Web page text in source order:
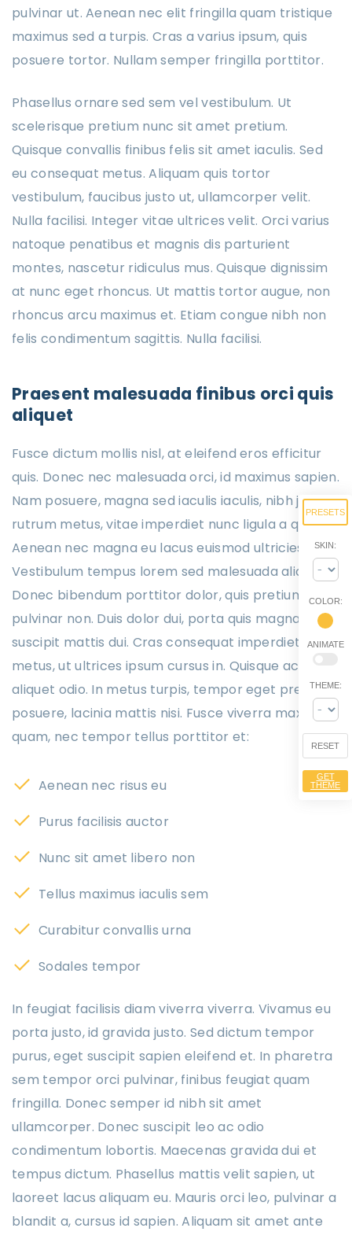
pulvinar ut. Aenean nec elit fringilla quam tristique
maximus sed a turpis. Cras a varius ipsum, quis
posuere tortor. Nullam semper fringilla porttitor.
Phasellus ornare sed sem vel vestibulum. Ut
scelerisque pretium nunc sit amet pretium.
Quisque convallis finibus felis sit amet iaculis. Sed
eu consequat metus. Aliquam quis tortor
vestibulum, faucibus justo ut, ullamcorper velit.
Nulla facilisi. Integer vitae ultrices velit. Orci varius
natoque penatibus et magnis dis parturient
montes, nascetur ridiculus mus. Quisque dignissim
at nunc eget rhoncus. Ut mattis tortor augue, non
rhoncus arcu maximus et. Etiam congue nibh non
felis condimentum sagittis. Nulla facilisi.
Praesent malesuada finibus orci quis
aliquet
Fusce dictum mollis nisl, at eleifend eros efficitur
quis. Donec nec malesuada orci, id maximus sapien.
Nam posuere, magna sed iaculis iaculis, nibh justo
rutrum metus, vitae imperdiet nunc ligula a quam.
Aenean nec magna eu lacus euismod ultricies.
Vestibulum tempus lorem sed malesuada aliquet.
Donec bibendum porttitor dolor, quis pretium urna
pulvinar non. Duis dolor dui, porta quis magna quis,
suscipit mattis dui. Cras consequat imperdiet
metus, ut ultrices ipsum cursus in. Quisque ac
aliquet odio. In metus turpis, tempor eget pretium
posuere, lacinia mattis nisi. Fusce viverra maximus
quam, nec tempor tellus porttitor et:
Aenean nec risus eu
Purus facilisis auctor
Nunc sit amet libero non
Tellus maximus iaculis sem
Curabitur convallis urna
Sodales tempor
In feugiat facilisis diam viverra viverra. Vivamus eu
porta justo, id gravida justo. Sed dictum tempor
purus, eget suscipit sapien eleifend et. In pharetra
sem tempor orci pulvinar, finibus feugiat quam
fringilla. Donec semper id nibh sit amet
ullamcorper. Donec suscipit leo ac odio
condimentum lobortis. Maecenas gravida dui et
tempus dictum. Phasellus mattis velit sapien, ut
laoreet lacus aliquam eu. Mauris orci leo, pulvinar a
blandit a, cursus id sapien. Aliquam sit amet ante
PRESETS
SKIN:
COLOR:
ANIMATE
THEME:
RESET
GET
THEME